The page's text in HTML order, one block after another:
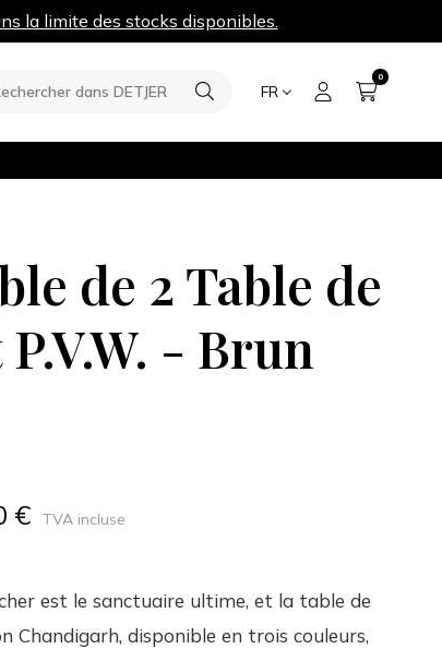
la limite des stocks disponibles.
FR
0
de 2 Table de
- Brun
€ TVA incluse
est le sanctuaire ultime, et la table de
Chandigarh, disponible en trois couleurs,